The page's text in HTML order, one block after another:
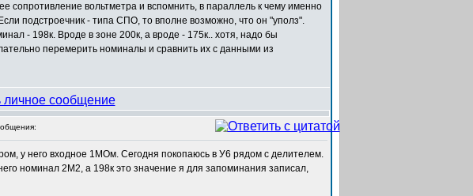
сопротивление вольтметра и вспомнить, в параллель к чему именно
Если подстроечник - типа СПО, то вполне возможно, что он "уполз".
- 198к. Вроде в зоне 200к, а вроде - 175к.. хотя, надо бы
перемерить номиналы и сравнить их с данными из
у него входное 1МОм. Сегодня покопаюсь в У6 рядом с делителем.
номинал 2М2, а 198к это значение я для запоминания записал,